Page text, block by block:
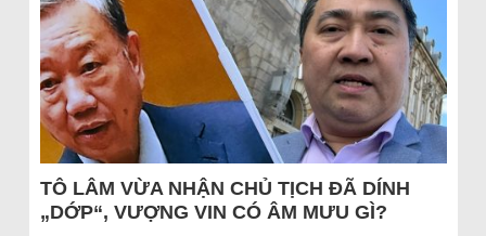
TÔ LÂM VỪA NHẬN CHỦ TỊCH ĐÃ DÍNH
„DỚP“, VƯỢNG VIN CÓ ÂM MƯU GÌ?